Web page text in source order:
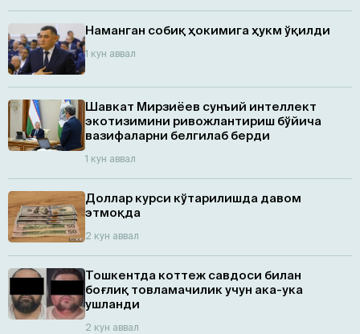
Наманган собиқ ҳокимига ҳукм ўқилди
1 кун аввал
Шавкат Мирзиёев сунъий интеллект
экотизимини ривожлантириш бўйича
вазифаларни белгилаб берди
1 кун аввал
Доллар курси кўтарилишда давом
этмоқда
2 кун аввал
Тошкентда коттеж савдоси билан
боғлиқ товламачилик учун ака-ука
ушланди
2 кун аввал